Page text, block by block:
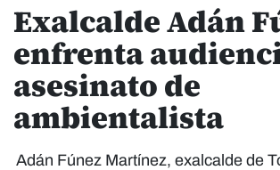
Exalcalde Adán
enfrenta
asesinato de
ambientalista
Adán Fúnez Martínez, exalcalde de